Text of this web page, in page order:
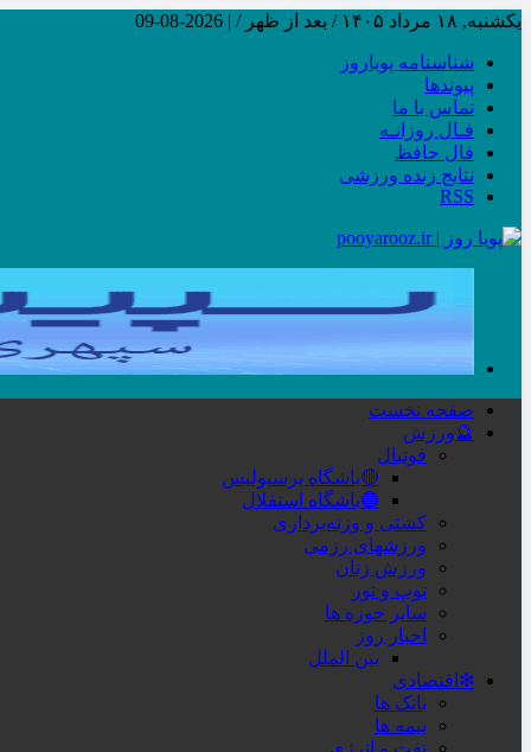
یکشنبه, ۱۸ مرداد ۱۴۰۵ / بعد از ظهر / |
2026-08-09
شناسنامه پویاروز
پیوندها
تماس با ما
فـال روزانـه
فال حافظ
نتایج زنده ورزشی
RSS
صفحه نخست
🔮ورزش
فوتبال
🔴باشگاه پرسپولیس
🔵باشگاه استقلال
کشتی و وزنه‌برداری
ورزشهای رزمی
ورزش زنان
توپ و تور
سایر حوزه ها
اخبار روز
بین الملل
❇اقتصادی
بانک ها
بیمه ها
نفت و انرژی